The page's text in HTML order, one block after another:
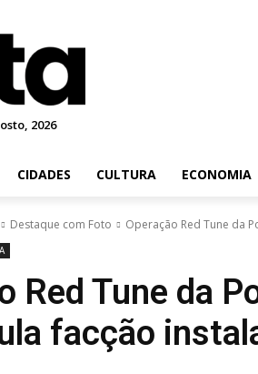
2026
CIDADES CULTURA ECONOMIA
Destaque com Foto Operação Red Tune da
Red Tune da
facção